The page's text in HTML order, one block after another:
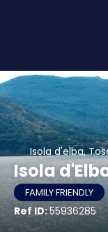
Isola d'elba,
Isola
FAMILY FRIENDLY
Ref ID:55936285